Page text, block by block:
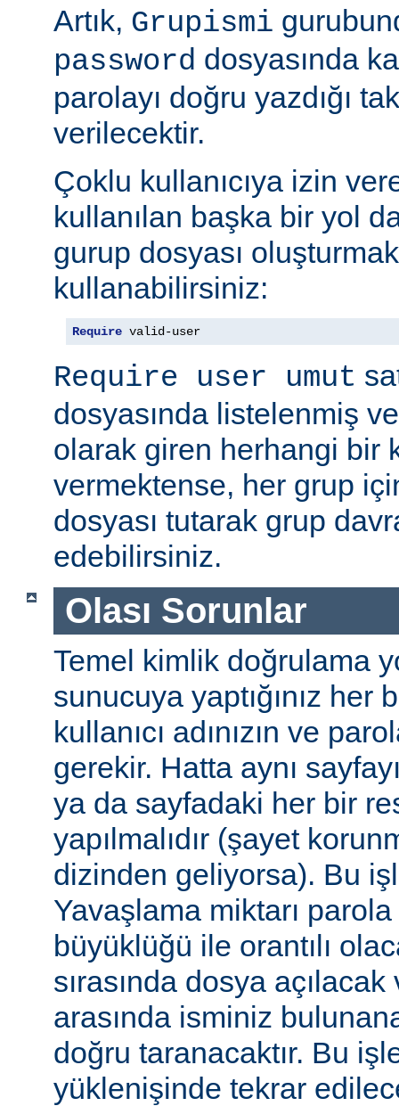
Artık, Grupismi
password dosyasında
parolayı doğru yazdığı
verilecektir.
Çoklu kullanıcıya izin
kullanılan başka bir yol
gurup dosyası
kullanabilirsiniz:
Require valid-user
Require user umut
dosyasında listelenmiş
olarak giren herhangi bir
vermektense, her grup
dosyası tutarak grup
edebilirsiniz.
Olası Sorunlar
Temel kimlik doğrulama
sunucuya yaptığınız her
kullanıcı adınızın ve
gerekir. Hatta aynı
ya da sayfadaki her bir
yapılmalıdır (şayet
dizinden geliyorsa). Bu
Yavaşlama miktarı parola
büyüklüğü ile orantılı
sırasında dosya açılacak
arasında isminiz
doğru taranacaktır. Bu
yüklenişinde tekrar